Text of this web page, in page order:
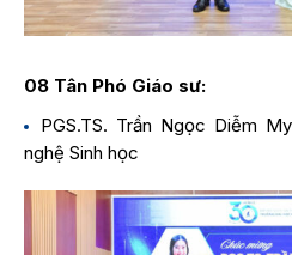
08 Tân Phó Giáo sư:
PGS.TS. Trần Ngọc Diễm
nghệ Sinh học